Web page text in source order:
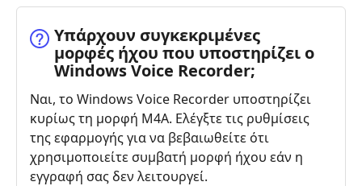
Υπάρχουν συγκεκριμένες
μορφές ήχου που υποστηρίζει ο
Windows Voice Recorder;
Ναι, το Windows Voice Recorder υποστηρίζει
κυρίως τη μορφή M4A. Ελέγξτε τις ρυθμίσεις
της εφαρμογής για να βεβαιωθείτε ότι
χρησιμοποιείτε συμβατή μορφή ήχου εάν η
εγγραφή σας δεν λειτουργεί.